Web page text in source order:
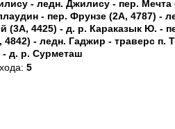
- ледн. Джилису - пер.
- пер. Фрунзе (2А, 4787) -
(3А, 4425) - д. р. Караказык Ю. -
- ледн. Гаджир - траверс п.
д. р. Сурметаш
5